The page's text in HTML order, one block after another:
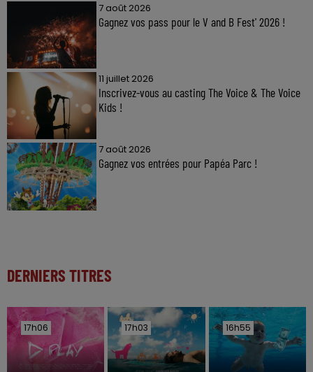
7 août 2026
Gagnez vos pass pour le V and B Fest' 2026 !
11 juillet 2026
Inscrivez-vous au casting The Voice & The Voice
Kids !
7 août 2026
Gagnez vos entrées pour Papéa Parc !
DERNIERS TITRES
17h06
17h06 17h03
17h03 16h55
16h55